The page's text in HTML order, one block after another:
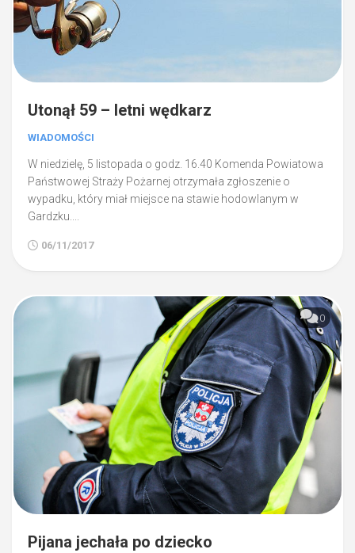
Utonął 59 – letni wędkarz
WIADOMOŚCI
W niedzielę, 5 listopada o godz. 16.40 Komenda Powiatowa
Państwowej Straży Pożarnej otrzymała zgłoszenie o
wypadku, który miał miejsce na stawie hodowlanym w
Gardzku....
06/11/2017
0
Pijana jechała po dziecko